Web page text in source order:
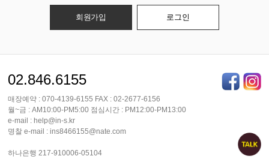
회원가입 로그인
02.846.6155
매장예약 : 070-4139-6155 FAX : 02-2677-6156
월~금 : AM10:00-PM5:00 점심시간 : PM12:00-PM13:00
e-mail : help@in-s.kr
명찰 e-mail : ins8466155@nate.com
하나은행 217-910006-05104